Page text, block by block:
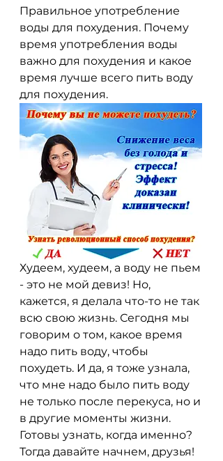
Правильное употребление
воды для похудения. Почему
время употребления воды
важно для похудения и какое
время лучше всего пить воду
для похудения.
Худеем, худеем, а воду не пьем
- это не мой девиз! Но,
кажется, я делала что-то не так
всю свою жизнь. Сегодня мы
говорим о том, какое время
надо пить воду, чтобы
похудеть. И да, я тоже узнала,
что мне надо было пить воду
не только после перекуса, но и
в другие моменты жизни.
Готовы узнать, когда именно?
Тогда давайте начнем, друзья!